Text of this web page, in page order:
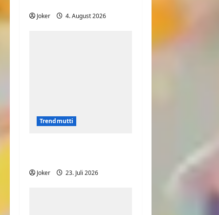
Joker 4. August 2026
Trendmutti
Joker 23. Juli 2026